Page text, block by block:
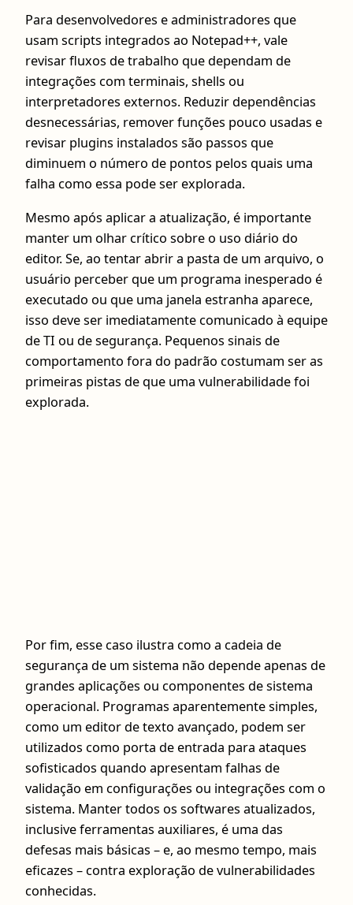
Para desenvolvedores e administradores que
usam scripts integrados ao Notepad++, vale
revisar fluxos de trabalho que dependam de
integrações com terminais, shells ou
interpretadores externos. Reduzir dependências
desnecessárias, remover funções pouco usadas e
revisar plugins instalados são passos que
diminuem o número de pontos pelos quais uma
falha como essa pode ser explorada.
Mesmo após aplicar a atualização, é importante
manter um olhar crítico sobre o uso diário do
editor. Se, ao tentar abrir a pasta de um arquivo, o
usuário perceber que um programa inesperado é
executado ou que uma janela estranha aparece,
isso deve ser imediatamente comunicado à equipe
de TI ou de segurança. Pequenos sinais de
comportamento fora do padrão costumam ser as
primeiras pistas de que uma vulnerabilidade foi
explorada.
Por fim, esse caso ilustra como a cadeia de
segurança de um sistema não depende apenas de
grandes aplicações ou componentes de sistema
operacional. Programas aparentemente simples,
como um editor de texto avançado, podem ser
utilizados como porta de entrada para ataques
sofisticados quando apresentam falhas de
validação em configurações ou integrações com o
sistema. Manter todos os softwares atualizados,
inclusive ferramentas auxiliares, é uma das
defesas mais básicas – e, ao mesmo tempo, mais
eficazes – contra exploração de vulnerabilidades
conhecidas.